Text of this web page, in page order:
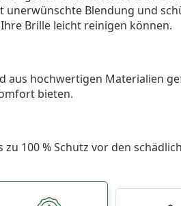
Blendung und
Brille leicht reinigen können.
aus hochwertigen Materialien
bieten.
100 % Schutz vor den